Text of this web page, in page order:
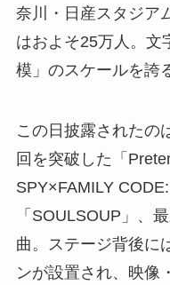
奈川・日産スタジア
はおよそ25万人。文
模」のスケールを誇
この日披露されたの
回を突破した「
SPY×FAMILY
「SOULSOUP」、
曲。ステージ背後に
ンが設置され、映像